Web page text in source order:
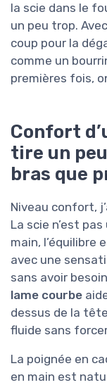
la scie dans le
un peu trop.
coup pour la
comme un
premières fois,
Confort
tire un
bras que
Niveau confort,
La scie n’est
main, l’équilibre
avec une
sans avoir
lame courbe
dessus de la
fluide sans
La poignée en
en main est